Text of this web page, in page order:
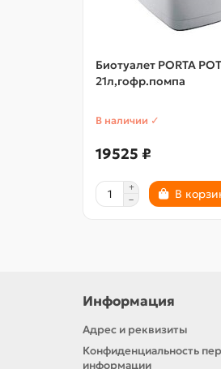
Биотуалет PORTA
21л,гофр.помпа
В наличии ✓
19525 ₽
В
Информация
Адрес и реквизиты
Конфиденциальность
информации